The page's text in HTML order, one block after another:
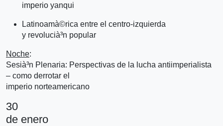
imperio yanqui
Latinoamà©rica entre el centro-izquierda
y revolucià³n popular
Noche:
Sesià³n Plenaria: Perspectivas de la lucha antiimperialista
– como derrotar el
imperio norteamericano
30
de enero